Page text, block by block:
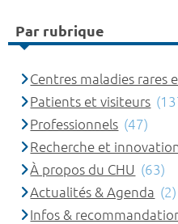
Par rubrique
Centres maladies rares
Patients et visiteurs
Professionnels (47)
Recherche et
À propos du CHU (63)
Actualités & Agenda (2)
Infos &